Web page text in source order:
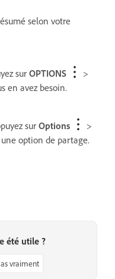
selon votre
sur OPTIONS
>
en avez besoin.
sur Options
>
option de partage.
été utile ?
vraiment